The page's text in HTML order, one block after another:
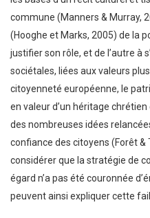
commune (Manners & Murray,
(Hooghe et Marks, 2005) de la
justifier son rôle, et de l’autre à
sociétales, liées aux valeurs
citoyenneté européenne, le
en valeur d’un héritage
des nombreuses idées
confiance des citoyens (Forêt &
considérer que la stratégie de
égard n’a pas été couronnée
peuvent ainsi expliquer cette